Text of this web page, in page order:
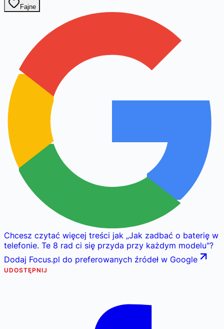
Fajne
Chcesz czytać więcej treści jak „Jak zadbać o baterię w
telefonie. Te 8 rad ci się przyda przy każdym modelu"?
Dodaj Focus.pl do preferowanych źródeł w Google
UDOSTĘPNIJ